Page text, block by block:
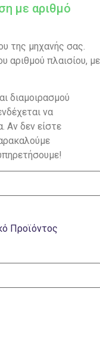
με αριθμό
της μηχανής σας.
αριθμού πλαισίου, με
διαμοιρασμού
να
Αν δεν είστε
Προϊόντος